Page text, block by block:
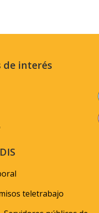
de interés
teletrabajo